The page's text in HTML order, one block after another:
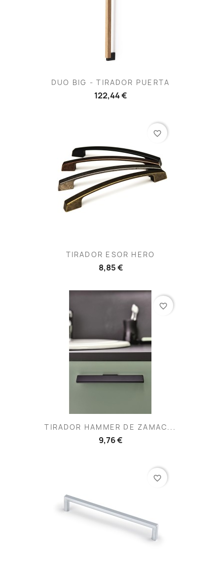
DUO BIG - TIRADOR PUERTA
122,44 €
TIRADOR ESOR HERO
8,85 €
favorite_border
TIRADOR HAMMER DE ZAMAC...
9,76 €
favorite_border
favorite_border